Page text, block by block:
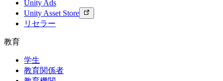
Unity Ads
Unity Asset Store
リセラー
教育
学生
教育関係者